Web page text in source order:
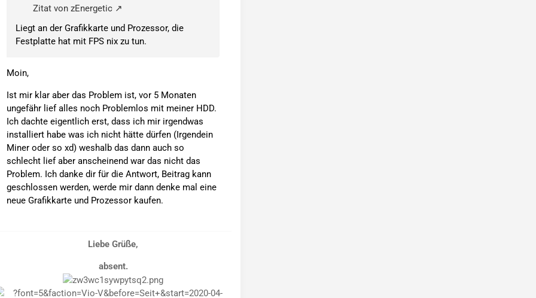
Zitat von zEnergetic
Liegt an der Grafikkarte und Prozessor, die
Festplatte hat mit FPS nix zu tun.
Moin,
Ist mir klar aber das Problem ist, vor 5 Monaten
ungefähr lief alles noch Problemlos mit meiner HDD.
Ich dachte eigentlich erst, dass ich mir irgendwas
installiert habe was ich nicht hätte dürfen (Irgendein
Miner oder so xd) weshalb das dann auch so
schlecht lief aber anscheinend war das nicht das
Problem. Ich danke dir für die Antwort, Beitrag kann
geschlossen werden, werde mir dann denke mal eine
neue Grafikkarte und Prozessor kaufen.
Liebe Grüße,
absent.